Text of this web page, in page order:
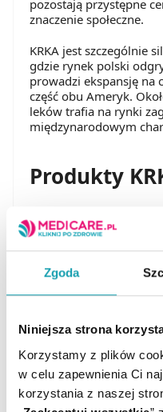
Zgoda
Niniejsza strona
Korzystamy z plików
w celu zapewnienia Ci
korzystania z naszej
pozostają przystępne
znaczenie społeczne.
KRKA jest szczególnie
gdzie rynek polski
prowadzi ekspansję na
część obu Ameryk.
leków trafia na rynki
międzynarodowym
Produkty
Abrea
Preparat jest
zakrzepowo-
ryzyko tworzenia się
przyjmowanie tabletek
ryzyko rozwoju chorób
Chroni przed
trwałego kalectwa lub
preparatu do terapii